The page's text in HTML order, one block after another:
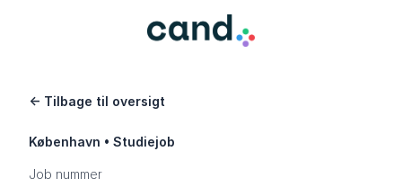
← Tilbage til oversigt
København • Studiejob
Job nummer